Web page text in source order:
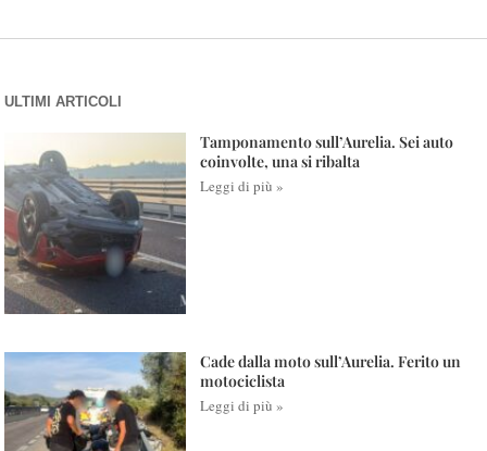
ULTIMI ARTICOLI
Tamponamento sull’Aurelia. Sei auto
coinvolte, una si ribalta
Leggi di più »
Cade dalla moto sull’Aurelia. Ferito un
motociclista
Leggi di più »